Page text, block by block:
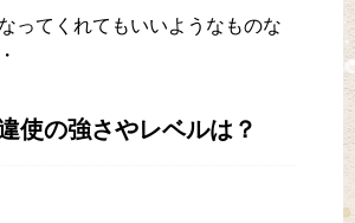
ってくれてもいいようなものな
使の強さやレベルは？